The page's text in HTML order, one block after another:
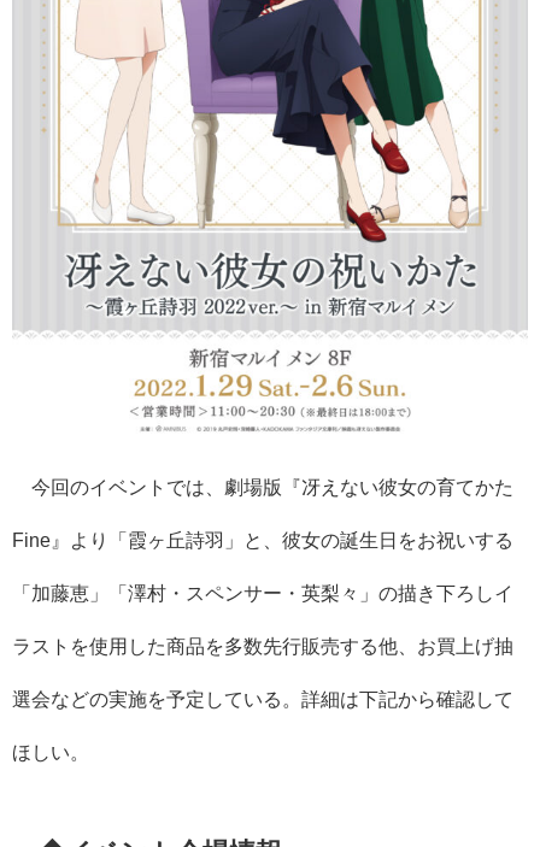
今回のイベントでは、劇場版『冴えない彼女の育てかた
Fine』より「霞ヶ丘詩羽」と、彼女の誕生日をお祝いする
「加藤恵」「澤村・スペンサー・英梨々」の描き下ろしイ
ラストを使用した商品を多数先行販売する他、お買上げ抽
選会などの実施を予定している。 詳細は下記から確認して
ほしい。